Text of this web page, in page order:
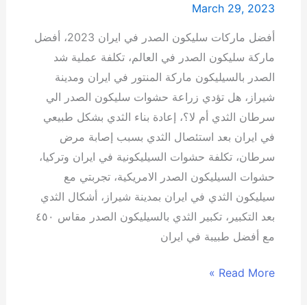
March 29, 2023
أفضل مارکات سلیکون الصدر في ايران 2023، أفضل
ماركة سليكون الصدر في العالم، تكلفة عملية شد
الصدر بالسيليكون ماركة المنتور في ايران ومدينة
شيراز، هل تؤدي زراعة حشوات سليكون الصدر الي
سرطان الثدي أم لا؟، إعادة بناء الثدي بشكل طبيعي
في ايران بعد استئصال الثدي بسبب إصابة مرض
سرطان، تكلفة حشوات السيليكونية في ايران وتركيا،
حشوات السيليكون الصدر الامريكية، تجربتي مع
سيليكون الثدي في ايران بمدينة شيراز، أشكال الثدي
بعد التكبير، تكبير الثدي بالسيليكون الصدر مقاس ٤٥٠
مع أفضل طبيبة في ايران
Read More »